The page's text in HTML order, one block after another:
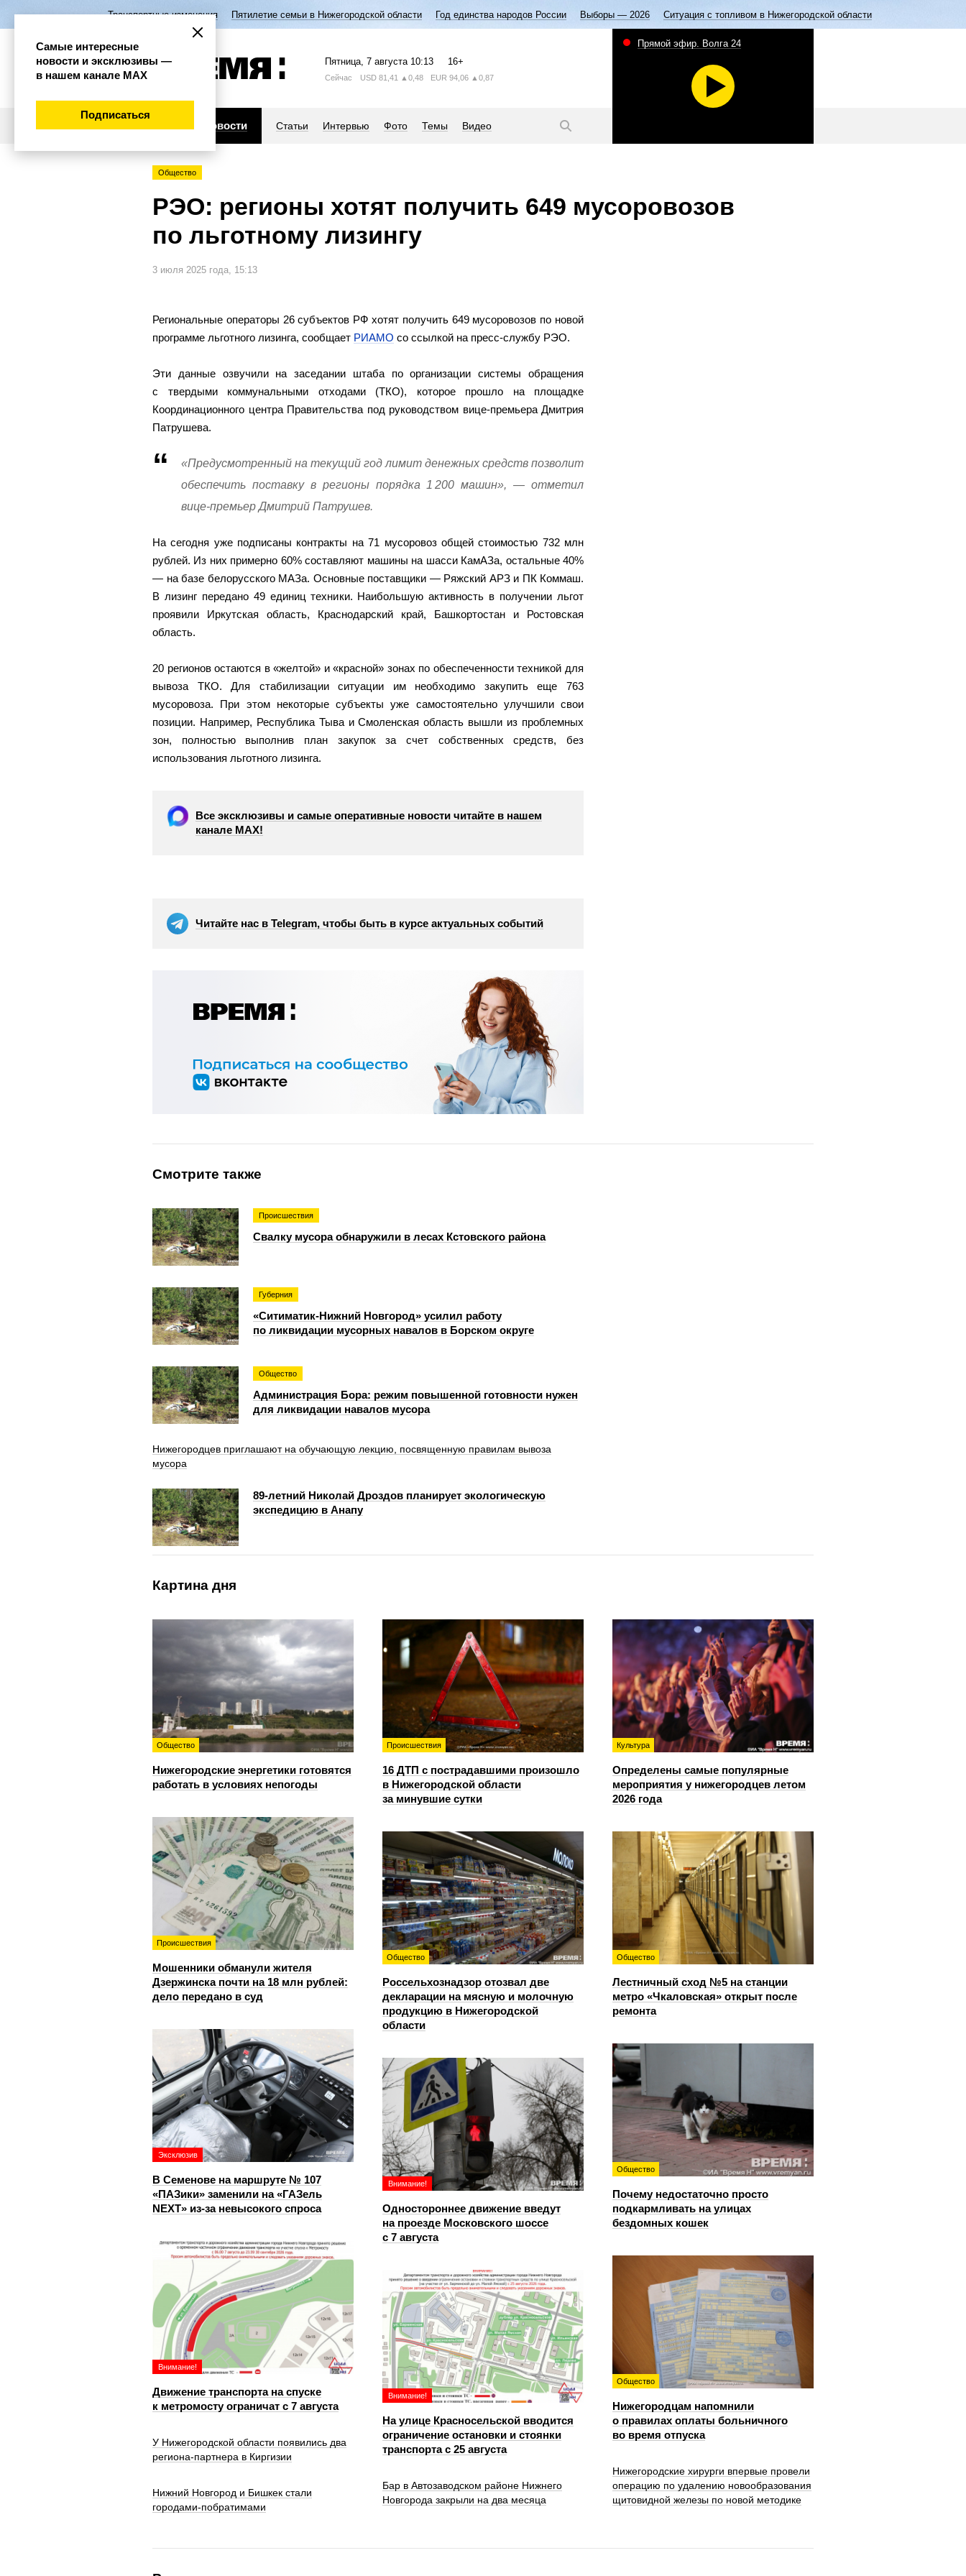
Транспортные изменения Пятилетие семьи в Нижегородской области Год единства народов России Выборы — 2026 Ситуация с топливом в Нижегородской области
Пятница, 7 августа 10:13 16+
Сейчас USD 81,41 ▲0,48 EUR 94,06 ▲0,87
Новости Статьи Интервью Фото Темы Видео
Прямой эфир. Волга 24
Общество
РЭО: регионы хотят получить 649 мусоровозов
по льготному лизингу
3 июля 2025 года, 15:13
Региональные операторы 26 субъектов РФ хотят получить 649 мусоровозов по новой
программе льготного лизинга, сообщает РИАМО со ссылкой на пресс-службу РЭО.
Эти данные озвучили на заседании штаба по организации системы обращения
с твердыми коммунальными отходами (ТКО), которое прошло на площадке
Координационного центра Правительства под руководством вице-премьера Дмитрия
Патрушева.
«Предусмотренный на текущий год лимит денежных средств позволит
обеспечить поставку в регионы порядка 1 200 машин», — отметил
вице-премьер Дмитрий Патрушев.
На сегодня уже подписаны контракты на 71 мусоровоз общей стоимостью 732 млн
рублей. Из них примерно 60% составляют машины на шасси КамАЗа, остальные 40%
— на базе белорусского МАЗа. Основные поставщики — Ряжский АРЗ и ПК Коммаш.
В лизинг передано 49 единиц техники. Наибольшую активность в получении льгот
проявили Иркутская область, Краснодарский край, Башкортостан и Ростовская
область.
20 регионов остаются в «желтой» и «красной» зонах по обеспеченности техникой для
вывоза ТКО. Для стабилизации ситуации им необходимо закупить еще 763
мусоровоза. При этом некоторые субъекты уже самостоятельно улучшили свои
позиции. Например, Республика Тыва и Смоленская область вышли из проблемных
зон, полностью выполнив план закупок за счет собственных средств, без
использования льготного лизинга.
Все эксклюзивы и самые оперативные новости читайте в нашем
канале МАХ!
Читайте нас в Telegram, чтобы быть в курсе актуальных событий
Смотрите также
Происшествия
Свалку мусора обнаружили в лесах Кстовского района
Губерния
«Ситиматик-Нижний Новгород» усилил работу
по ликвидации мусорных навалов в Борском округе
Общество
Администрация Бора: режим повышенной готовности нужен
для ликвидации навалов мусора
Нижегородцев приглашают на обучающую лекцию, посвященную правилам вывоза
мусора
89-летний Николай Дроздов планирует экологическую
экспедицию в Анапу
Картина дня
Общество
Нижегородские энергетики готовятся
работать в условиях непогоды
Происшествия
16 ДТП с пострадавшими произошло
в Нижегородской области
за минувшие сутки
Культура
Определены самые популярные
мероприятия у нижегородцев летом
2026 года
Происшествия
Мошенники обманули жителя
Дзержинска почти на 18 млн рублей:
дело передано в суд
Общество
Россельхознадзор отозвал две
декларации на мясную и молочную
продукцию в Нижегородской
области
Общество
Лестничный сход №5 на станции
метро «Чкаловская» открыт после
ремонта
Эксклюзив
В Семенове на маршруте № 107
«ПАЗики» заменили на «ГАЗель
NEXT» из‑за невысокого спроса
Общество
Почему недостаточно просто
подкармливать на улицах
бездомных кошек
Внимание!
Одностороннее движение введут
на проезде Московского шоссе
с 7 августа
Внимание!
Движение транспорта на спуске
к метромосту ограничат с 7 августа
Общество
Нижегородцам напомнили
о правилах оплаты больничного
во время отпуска
Внимание!
На улице Красносельской вводится
ограничение остановки и стоянки
транспорта с 25 августа
У Нижегородской области появились два
региона-партнера в Киргизии
Нижегородские хирурги впервые провели
операцию по удалению новообразования
щитовидной железы по новой методике
Бар в Автозаводском районе Нижнего
Новгорода закрыли на два месяца
Нижний Новгород и Бишкек стали
городами-побратимами
Самые интересные
новости и эксклюзивы —
в нашем канале МАХ
Подписаться